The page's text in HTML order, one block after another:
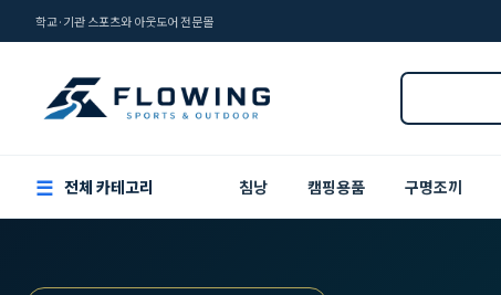
학교·기관 스포츠와 아웃도어 전문몰
☰ 전체 카테고리 침낭 캠핑용품 구명조끼